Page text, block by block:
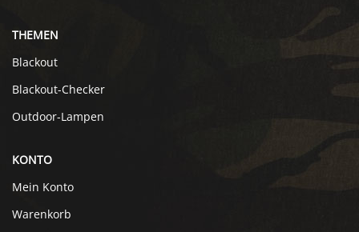
THEMEN
Blackout
Blackout-Checker
Outdoor-Lampen
KONTO
Mein Konto
Warenkorb